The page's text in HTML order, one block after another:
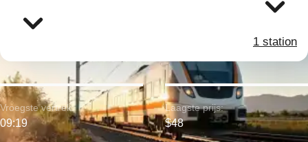
1 station
Vroegste vertrek:
09:19
Laagste prijs:
$48